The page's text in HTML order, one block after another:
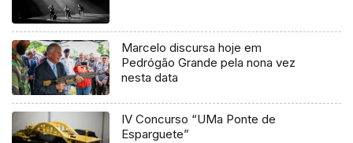
Marcelo discursa hoje em
Pedrógão Grande pela nona vez
nesta data
IV Concurso “UMa Ponte de
Esparguete”